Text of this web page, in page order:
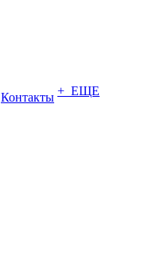
Контакты + ЕЩЕ